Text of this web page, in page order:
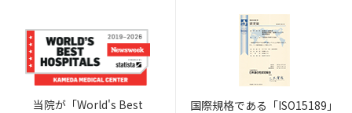
当院が「World's Best
国際規格である「ISO15189」